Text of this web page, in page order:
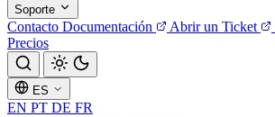
Soporte
Contacto Documentación Abrir un Ticket
Precios
ES
EN PT DE FR